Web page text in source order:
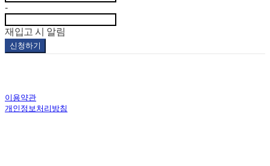
-
재입고 시 알림
신청하기
이용약관
개인정보처리방침